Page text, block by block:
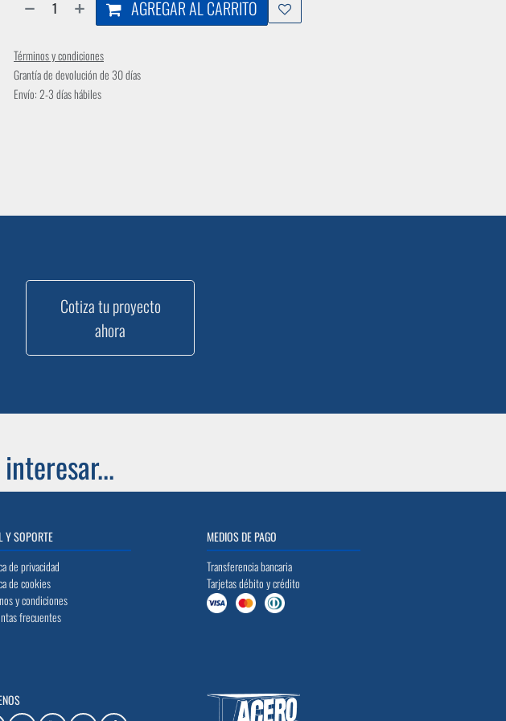
AGREGAR AL CARRITO
Términos y condiciones
Grantía de devolución de 30 días
Envío: 2-3 días hábiles
Cotiza tu proyecto
ahora
Y SOPORTE
de privacidad
de cookies
y condiciones
frecuentes
MEDIOS DE PAGO
Transferencia bancaria
Tarjetas débito y crédito